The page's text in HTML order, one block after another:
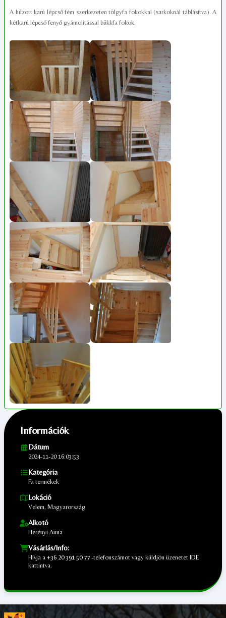
A húzott karú lépcső fém szerkezeten tölgyfa fokokkal (sarkoknál táblásítva). A
kétkarú lépcső fenyő gyámolítással bükkfa fokok.
Információk
Dátum
2024-11-20 16:03:53
Kategória
Fa termékek
Lokáció
Velem, Magyarország
Alkotó
Herényi Anna
Vásárlás/Info:
Hívja a +36 20 391 50 77 -telefonszámot vagy küldjön üzenetet IDE
kattintva.